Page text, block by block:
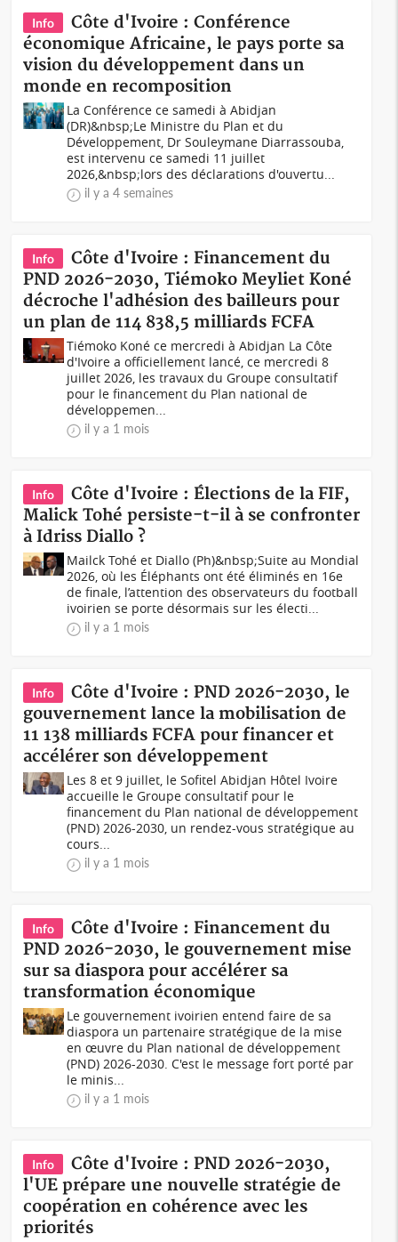
Info
Côte d'Ivoire : Conférence
économique Africaine, le pays porte sa
vision du développement dans un
monde en recomposition
La Conférence ce samedi à Abidjan
(DR)&nbsp;Le Ministre du Plan et du
Développement, Dr Souleymane Diarrassouba,
est intervenu ce samedi 11 juillet
2026,&nbsp;lors des déclarations d'ouvertu...
il y a 4 semaines
Info
Côte d'Ivoire : Financement du
PND 2026-2030, Tiémoko Meyliet Koné
décroche l'adhésion des bailleurs pour
un plan de 114 838,5 milliards FCFA
Tiémoko Koné ce mercredi à Abidjan La Côte
d'Ivoire a officiellement lancé, ce mercredi 8
juillet 2026, les travaux du Groupe consultatif
pour le financement du Plan national de
développemen...
il y a 1 mois
Info
Côte d'Ivoire : Élections de la FIF,
Malick Tohé persiste-t-il à se confronter
à Idriss Diallo ?
Mailck Tohé et Diallo (Ph)&nbsp;Suite au Mondial
2026, où les Éléphants ont été éliminés en 16e
de finale, l’attention des observateurs du football
ivoirien se porte désormais sur les électi...
il y a 1 mois
Info
Côte d'Ivoire : PND 2026-2030, le
gouvernement lance la mobilisation de
11 138 milliards FCFA pour financer et
accélérer son développement
Les 8 et 9 juillet, le Sofitel Abidjan Hôtel Ivoire
accueille le Groupe consultatif pour le
financement du Plan national de développement
(PND) 2026-2030, un rendez-vous stratégique au
cours...
il y a 1 mois
Info
Côte d'Ivoire : Financement du
PND 2026-2030, le gouvernement mise
sur sa diaspora pour accélérer sa
transformation économique
Le gouvernement ivoirien entend faire de sa
diaspora un partenaire stratégique de la mise
en œuvre du Plan national de développement
(PND) 2026-2030. C'est le message fort porté par
le minis...
il y a 1 mois
Info
Côte d'Ivoire : PND 2026-2030,
l'UE prépare une nouvelle stratégie de
coopération en cohérence avec les
priorités